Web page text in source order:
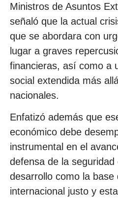
Ministros de Asuntos
señaló que la actual
que se abordara con
lugar a graves
financieras, así como a
social extendida más
nacionales.
Enfatizó además que
económico debe
instrumental en el
defensa de la seguridad
desarrollo como la base
internacional justo y